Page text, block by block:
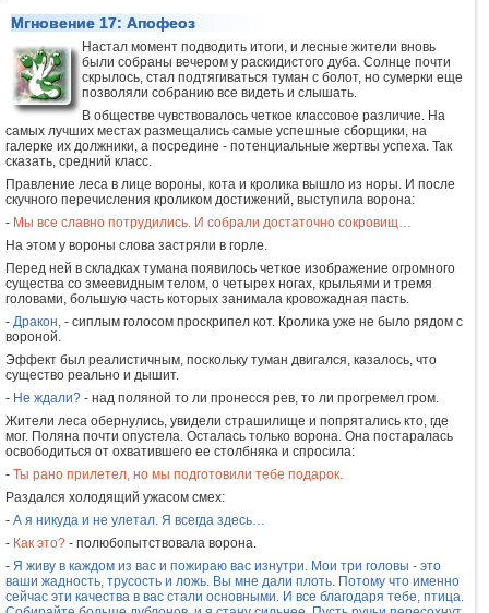
Мгновение 17: Апофеоз
Настал момент подводить итоги, и лесные жители вновь
были собраны вечером у раскидистого дуба. Солнце почти
скрылось, стал подтягиваться туман с болот, но сумерки еще
позволяли собранию все видеть и слышать.
В обществе чувствовалось четкое классовое различие. На
самых лучших местах размещались самые успешные сборщики, на
галерке их должники, а посредине - потенциальные жертвы успеха. Так
сказать, средний класс.
Правление леса в лице вороны, кота и кролика вышло из норы. И после
скучного перечисления кроликом достижений, выступила ворона:
- Мы все славно потрудились. И собрали достаточно сокровищ…
На этом у вороны слова застряли в горле.
Перед ней в складках тумана появилось четкое изображение огромного
существа со змеевидным телом, о четырех ногах, крыльями и тремя
головами, большую часть которых занимала кровожадная пасть.
- Дракон, - сиплым голосом проскрипел кот. Кролика уже не было рядом с
вороной.
Эффект был реалистичным, поскольку туман двигался, казалось, что
существо реально и дышит.
- Не ждали? - над поляной то ли пронесся рев, то ли прогремел гром.
Жители леса обернулись, увидели страшилище и попрятались кто, где
мог. Поляна почти опустела. Осталась только ворона. Она постаралась
освободиться от охватившего ее столбняка и спросила:
- Ты рано прилетел, но мы подготовили тебе подарок.
Раздался холодящий ужасом смех:
- А я никуда и не улетал. Я всегда здесь…
- Как это? - полюбопытствовала ворона.
- Я живу в каждом из вас и пожираю вас изнутри. Мои три головы - это
ваши жадность, трусость и ложь. Вы мне дали плоть. Потому что именно
сейчас эти качества в вас стали основными. И все благодаря тебе, птица.